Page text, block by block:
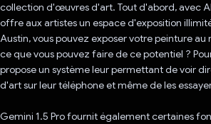
collection d'œuvres d'art. Tout d'abord, avec
offre aux artistes un espace d'exposition
Austin, vous pouvez exposer votre peinture au
ce que vous pouvez faire de ce potentiel ?
propose un système leur permettant de voir
d'art sur leur téléphone et même de les
Gemini 1.5 Pro fournit également certaines